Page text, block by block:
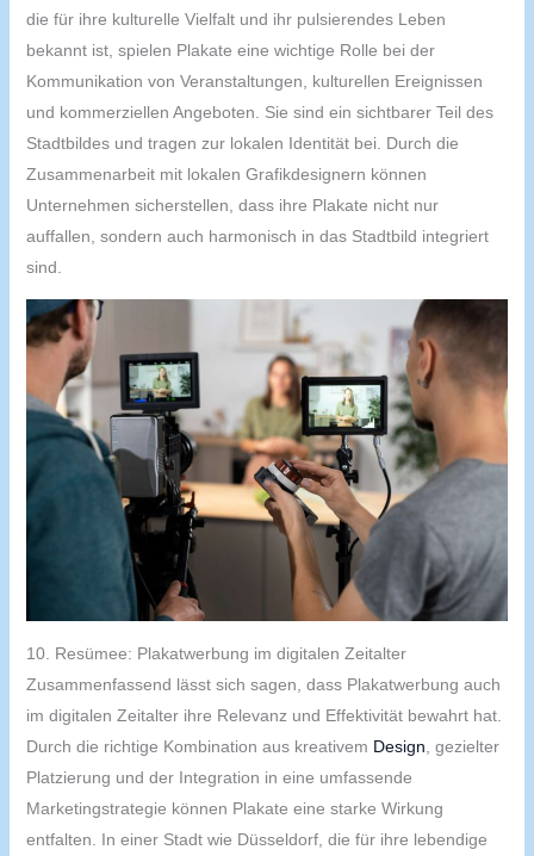
die für ihre kulturelle Vielfalt und ihr pulsierendes Leben
bekannt ist, spielen Plakate eine wichtige Rolle bei der
Kommunikation von Veranstaltungen, kulturellen Ereignissen
und kommerziellen Angeboten. Sie sind ein sichtbarer Teil des
Stadtbildes und tragen zur lokalen Identität bei. Durch die
Zusammenarbeit mit lokalen Grafikdesignern können
Unternehmen sicherstellen, dass ihre Plakate nicht nur
auffallen, sondern auch harmonisch in das Stadtbild integriert
sind.
10. Resümee: Plakatwerbung im digitalen Zeitalter
Zusammenfassend lässt sich sagen, dass Plakatwerbung auch
im digitalen Zeitalter ihre Relevanz und Effektivität bewahrt hat.
Durch die richtige Kombination aus kreativem Design , gezielter
Platzierung und der Integration in eine umfassende
Marketingstrategie können Plakate eine starke Wirkung
entfalten. In einer Stadt wie Düsseldorf, die für ihre lebendige